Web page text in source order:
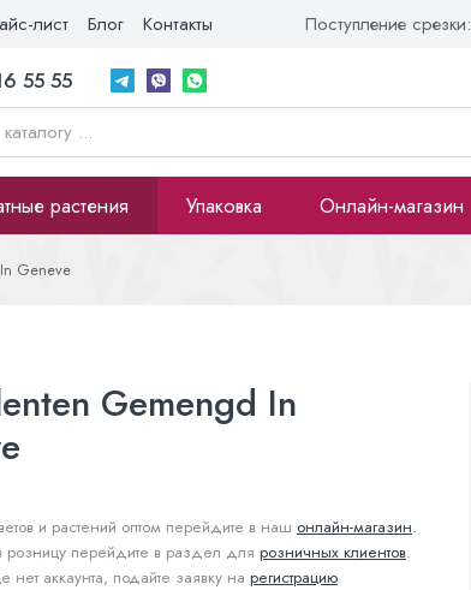
лист Блог Контакты Поступление срезки:
55 55
растения Упаковка Онлайн-магазин
Geneve
Gemengd In
и растений оптом перейдите в наш онлайн-магазин.
розницу перейдите в раздел для розничных клиентов.
нет аккаунта, подайте заявку на регистрацию.